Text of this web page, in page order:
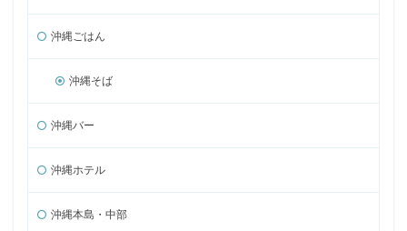
沖縄ごはん
沖縄そば
沖縄バー
沖縄ホテル
沖縄本島・中部